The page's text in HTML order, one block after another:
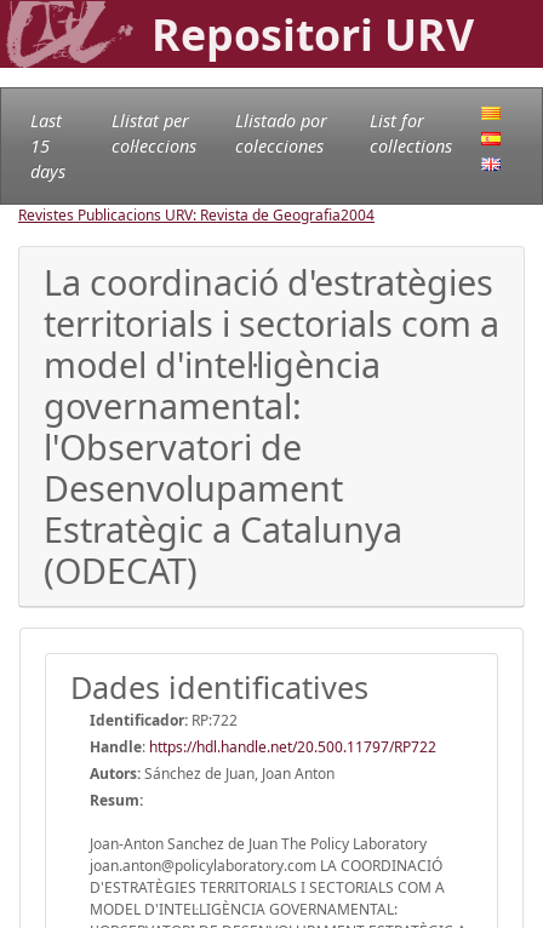
Repositori URV
Last
15
days
Llistat per
col·leccions
Llistado por
colecciones
List for
collections
Revistes Publicacions URV: Revista de Geografia2004
La coordinació d'estratègies
territorials i sectorials com a
model d'intel·ligència
governamental:
l'Observatori de
Desenvolupament
Estratègic a Catalunya
(ODECAT)
Dades identificatives
Identificador: RP:722
Handle: https://hdl.handle.net/20.500.11797/RP722
Autors:Sánchez de Juan, Joan Anton
Resum:
Joan-Anton Sanchez de Juan The Policy Laboratory
joan.anton@policylaboratory.com LA COORDINACIÓ
D'ESTRATÈGIES TERRITORIALS I SECTORIALS COM A
MODEL D'INTEL·LIGÈNCIA GOVERNAMENTAL: